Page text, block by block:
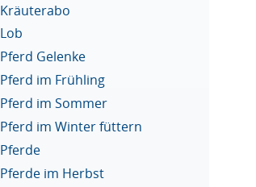
Kräuterabo
Lob
Pferd Gelenke
Pferd im Frühling
Pferd im Sommer
Pferd im Winter füttern
Pferde
Pferde im Herbst